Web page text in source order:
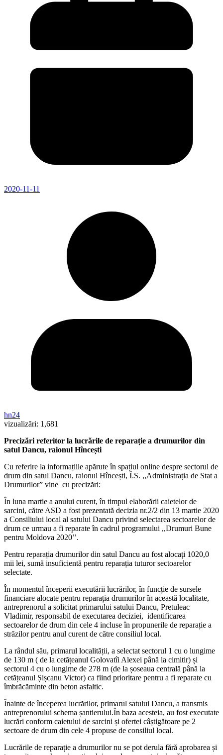
2020-11-11
hn24
vizualizări: 1,681
Precizări referitor la lucrările de reparație a drumurilor din
satul Dancu, raionul Hîncești
Cu referire la informațiile apărute în spațiul online despre sectorul de
drum din satul Dancu, raionul Hîncești, Î.S. ,,Administrația de Stat a
Drumurilor” vine cu precizări:
În luna martie a anului curent, în timpul elaborării caietelor de
sarcini, către ASD a fost prezentată decizia nr.2/2 din 13 martie 2020
a Consiliului local al satului Dancu privind selectarea sectoarelor de
drum ce urmau a fi reparate în cadrul programului ,,Drumuri Bune
pentru Moldova 2020’’.
Pentru reparația drumurilor din satul Dancu au fost alocați 1020,0
mii lei, sumă insuficientă pentru reparația tuturor sectoarelor
selectate.
În momentul începerii executării lucrărilor, în funcție de sursele
financiare alocate pentru reparația drumurilor în această localitate,
antreprenorul a solicitat primarului satului Dancu, Pretuleac
Vladimir, responsabil de executarea deciziei, identificarea
sectoarelor de drum din cele 4 incluse în propunerile de reparație a
străzilor pentru anul curent de către consiliul local.
La rândul său, primarul localității, a selectat sectorul 1 cu o lungime
de 130 m ( de la cetățeanul Golovatîi Alexei până la cimitir) și
sectorul 4 cu o lungime de 278 m (de la șoseaua centrală până la
cetățeanul Șișcanu Victor) ca fiind prioritare pentru a fi reparate cu
îmbrăcăminte din beton asfaltic.
Înainte de începerea lucrărilor, primarul satului Dancu, a transmis
antreprenorului schema șantierului.În baza acesteia, au fost executate
lucrări conform caietului de sarcini și ofertei câștigătoare pe 2
sectoare de drum din cele 4 propuse de consiliul local.
Lucrările de reparație a drumurilor nu se pot derula fără aprobarea și